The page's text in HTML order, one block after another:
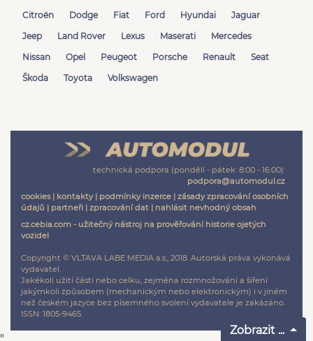
Citroën
Dodge Fiat Ford Hyundai
Jaguar
Jeep
Land Rover Lexus Maserati
Mercedes
Nissan
Opel Peugeot Porsche Renault
Seat
Škoda
Toyota Volkswagen
technická podpora (pondělí - pátek: 8:00 - 16:00):
podpora@automodul.cz
cookies| kontakty| podmínky inzerce | zásady zpracování osobních
údajů | partneři | zpracování dat | nahlásit nevhodný obsah
cz.cebia.com - užitečný nástroj na prověřování historie ojetých
vozidel
Copyright © VLTAVA LABE MEDIA a.s., 2018. Autorská práva vykonává
vydavatel.
Jakékoli užití části nebo celku, zejména rozmnožování a šíření
jakýmkoli způsobem (mechanickým nebo elektronickým) i v jiném
než českém jazyce bez písemného svolení vydavatele je zakázáno.
ISSN: 1805-9465.
Zobrazit ...